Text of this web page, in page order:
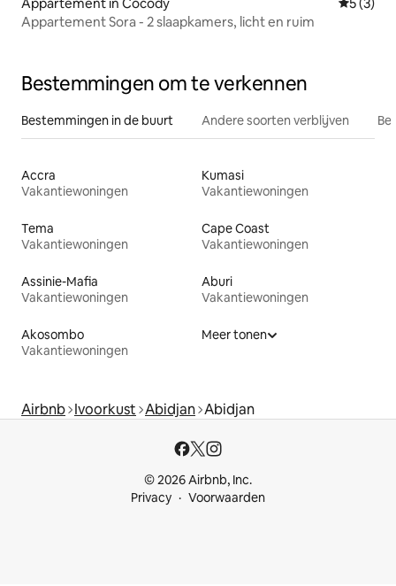
Appartement Sora - 2 slaapkamers, licht en ruim
Bestemmingen om te verkennen
Bestemmingen in de buurt Andere soorten verblijven
Accra
Vakantiewoningen
Kumasi
Vakantiewoningen
Tema
Vakantiewoningen
Cape Coast
Vakantiewoningen
Assinie-Mafia
Vakantiewoningen
Aburi
Vakantiewoningen
Akosombo
Vakantiewoningen
Meer tonen
Airbnb Ivoorkust Abidjan Abidjan
© 2026 Airbnb, Inc.
Privacy
Voorwaarden